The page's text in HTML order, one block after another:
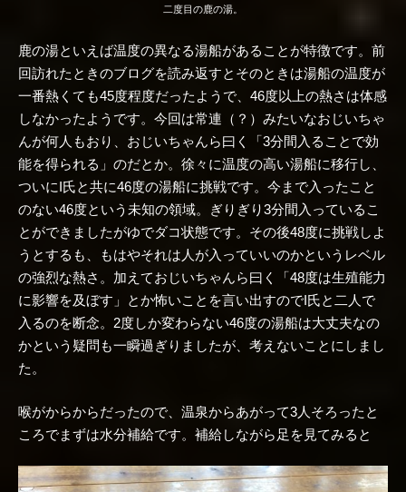
二度目の鹿の湯。
鹿の湯といえば温度の異なる湯船があることが特徴です。前
回訪れたときのブログを読み返すとそのときは湯船の温度が
一番熱くても45度程度だったようで、46度以上の熱さは体感
しなかったようです。今回は常連（？）みたいなおじいちゃ
んが何人もおり、おじいちゃんら曰く「3分間入ることで効
能を得られる」のだとか。徐々に温度の高い湯船に移行し、
ついにI氏と共に46度の湯船に挑戦です。今まで入ったこと
のない46度という未知の領域。ぎりぎり3分間入っているこ
とができましたがゆでダコ状態です。その後48度に挑戦しよ
うとするも、もはやそれは人が入っていいのかというレベル
の強烈な熱さ。加えておじいちゃんら曰く「48度は生殖能力
に影響を及ぼす」とか怖いことを言い出すのでI氏と二人で
入るのを断念。2度しか変わらない46度の湯船は大丈夫なの
かという疑問も一瞬過ぎりましたが、考えないことにしまし
た。
喉がからからだったので、温泉からあがって3人そろったと
ころでまずは水分補給です。補給しながら足を見てみると